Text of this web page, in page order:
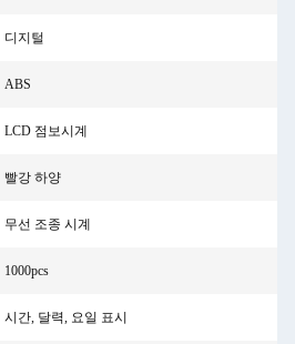
디지털
ABS
LCD 점보시계
빨강 하양
무선 조종 시계
1000pcs
시간, 달력, 요일 표시